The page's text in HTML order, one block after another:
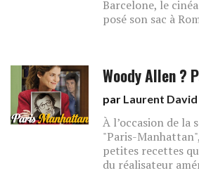
Barcelone, le
posé son sac à
Woody Allen ?
par Laurent David
À l’occasion de la
"Paris-
petites recettes
du réalisateur